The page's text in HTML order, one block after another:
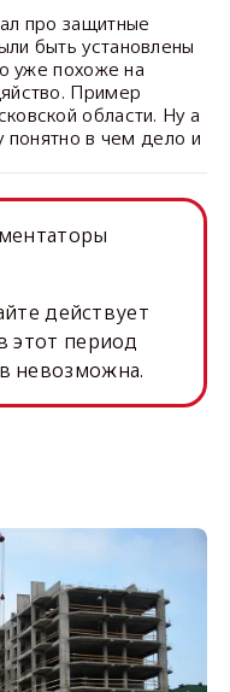
про защитные
быть установлены
уже похоже на
Пример
области. Ну а
понятно в чем дело и
действует
этот период
невозможна.